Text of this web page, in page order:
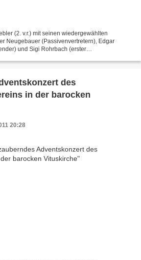
(2. v.r.) mit seinen wiedergewählten
Neugebauer (Passivenvertretern), Edgar
und Sigi Rohrbach (erster
des
in der barocken
20:28